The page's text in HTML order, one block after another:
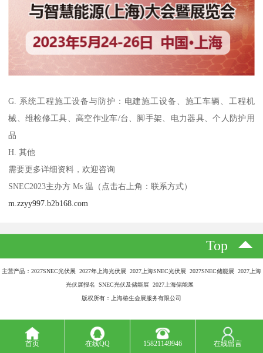
G. 系统工程施工设备与防护：电建施工设备、施工车辆、工程机
械、维检修工具、高空作业车/台、脚手架、电力器具、个人防护用
品
H. 其他
需要更多详细资料，欢迎咨询
SNEC2023主办方 Ms 温（点击右上角：联系方式）
m.zzyy997.b2b168.com
Top
主营产品：2027SNEC光伏展 2027年上海光伏展 2027上海SNEC光伏展 2027SNEC储能展 2027上海
光伏展报名 SNEC光伏及储能展 2027上海储能展
版权所有：上海椿生会展服务有限公司
首页 在线QQ 15821149946 在线留言